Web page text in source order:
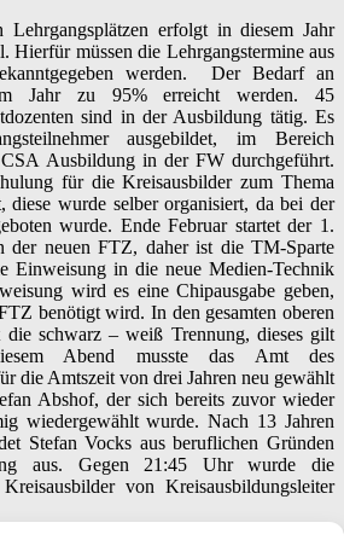
Lehrgangsplätzen erfolgt in diesem Jahr
Hierfür müssen die Lehrgangstermine aus
werden. Der Bedarf an
Jahr zu 95% erreicht werden. 45
sind in der Ausbildung tätig. Es
ausgebildet, im Bereich
Ausbildung in der FW durchgeführt.
für die Kreisausbilder zum Thema
diese wurde selber organisiert, da bei der
wurde. Ende Februar startet der 1.
der neuen FTZ, daher ist die TM-Sparte
Einweisung in die neue Medien-Technik
wird es eine Chipausgabe geben,
benötigt wird. In den gesamten oberen
die schwarz – weiß Trennung, dieses gilt
Abend musste das Amt des
die Amtszeit von drei Jahren neu gewählt
Abshof, der sich bereits zuvor wieder
wiedergewählt wurde. Nach 13 Jahren
Stefan Vocks aus beruflichen Gründen
aus. Gegen 21:45 Uhr wurde die
von Kreisausbildungsleiter